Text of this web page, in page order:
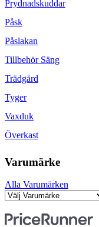
Prydnadskuddar
Påsk
Påslakan
Tillbehör Säng
Trädgård
Tyger
Vaxduk
Överkast
Varumärke
Alla Varumärken